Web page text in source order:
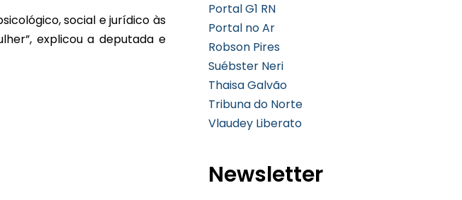
social e jurídico às
explicou a deputada e
Portal G1 RN
Portal no Ar
Robson Pires
Suébster Neri
Thaisa Galvão
Tribuna do Norte
Vlaudey Liberato
Newsletter